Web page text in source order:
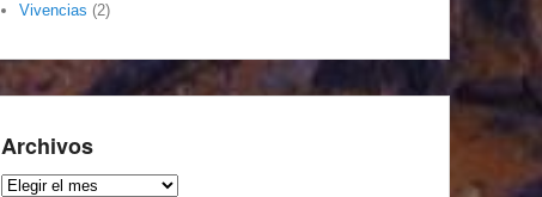
Vivencias (2)
Archivos
Archivos